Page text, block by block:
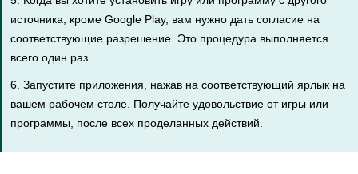
источника, кроме Google Play, вам нужно дать согласие на
соответствующие разрешение. Это процедура выполняется
всего один раз.
6. Запустите приложения, нажав на соответствующий ярлык на
вашем рабочем столе. Получайте удовольствие от игры или
программы, после всех проделанных действий.